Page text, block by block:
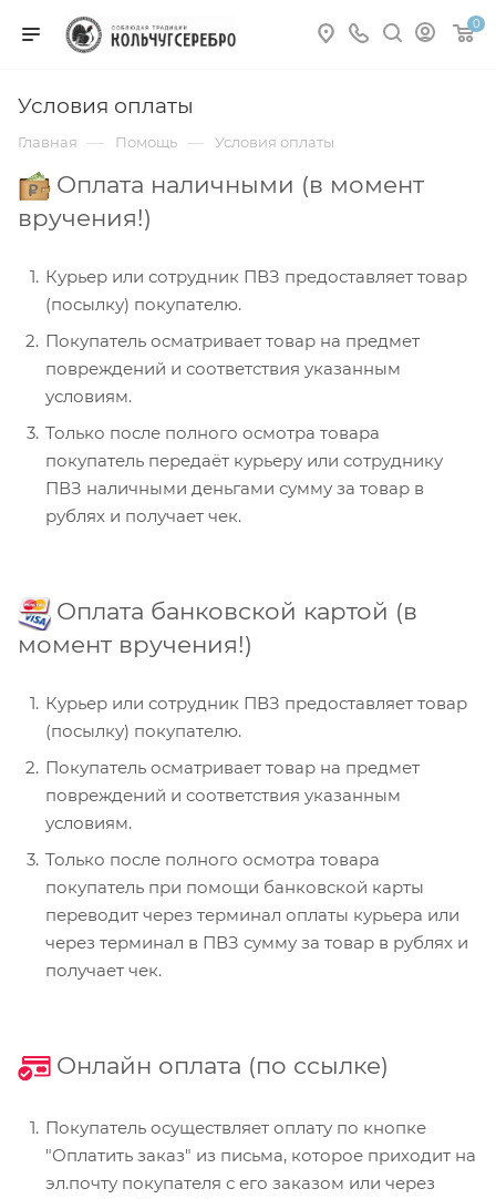
0
Условия оплаты
Главная — Помощь — Условия оплаты
Оплата наличными (в момент
вручения!)
Курьер или сотрудник ПВЗ предоставляет товар
(посылку) покупателю.
Покупатель осматривает товар на предмет
повреждений и соответствия указанным
условиям.
Только после полного осмотра товара
покупатель передаёт курьеру или сотруднику
ПВЗ наличными деньгами сумму за товар в
рублях и получает чек.
Оплата банковской картой (в
момент вручения!)
Курьер или сотрудник ПВЗ предоставляет товар
(посылку) покупателю.
Покупатель осматривает товар на предмет
повреждений и соответствия указанным
условиям.
Только после полного осмотра товара
покупатель при помощи банковской карты
переводит через терминал оплаты курьера или
через терминал в ПВЗ сумму за товар в рублях и
получает чек.
Онлайн оплата (по ссылке)
Покупатель осуществляет оплату по кнопке
"Оплатить заказ" из письма, которое приходит на
эл.почту покупателя с его заказом или через